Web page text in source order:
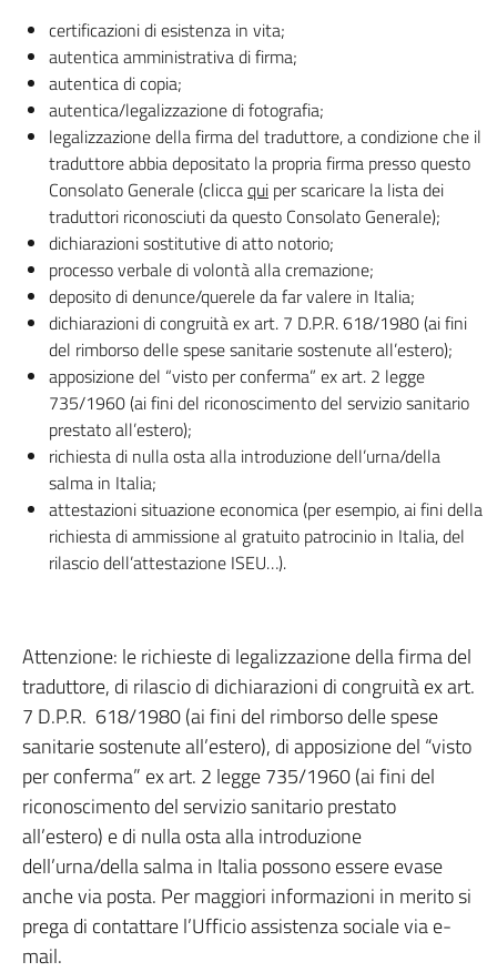
certificazioni di esistenza in vita;
autentica amministrativa di firma;
autentica di copia;
autentica/legalizzazione di fotografia;
legalizzazione della firma del traduttore, a condizione che il
traduttore abbia depositato la propria firma presso questo
Consolato Generale (cliccaqui per scaricare la lista dei
traduttori riconosciuti da questo Consolato Generale);
dichiarazioni sostitutive di atto notorio;
processo verbale di volontà alla cremazione;
deposito di denunce/querele da far valere in Italia;
dichiarazioni di congruità ex art. 7 D.P.R. 618/1980 (ai fini
del rimborso delle spese sanitarie sostenute all’estero);
apposizione del “visto per conferma” ex art. 2 legge
735/1960 (ai fini del riconoscimento del servizio sanitario
prestato all’estero);
richiesta di nulla osta alla introduzione dell’urna/della
salma in Italia;
attestazioni situazione economica (per esempio, ai fini della
richiesta di ammissione al gratuito patrocinio in Italia, del
rilascio dell’attestazione ISEU…).
Attenzione: le richieste di legalizzazione della firma del
traduttore, di rilascio di dichiarazioni di congruità ex art.
7 D.P.R. 618/1980 (ai fini del rimborso delle spese
sanitarie sostenute all’estero), di apposizione del “visto
per conferma” ex art. 2 legge 735/1960 (ai fini del
riconoscimento del servizio sanitario prestato
all’estero) e di nulla osta alla introduzione
dell’urna/della salma in Italia possono essere evase
anche via posta. Per maggiori informazioni in merito si
prega di contattare l’Ufficio assistenza sociale via e-
mail.